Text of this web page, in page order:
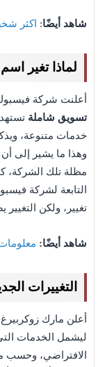
شاهد أيضًا: اكثر
لماذا تغير
أعلنت شركة
تسويق شاملة
خدمات متنوعة، ويذكر
وهذا ما يشير إلى
مظلة تلك الشركة،
التابعة لشركة
تغيير، ولكن
شاهد أيضًا:
التغييرات
أعلن مارك
ليشمل الخدمات
الافتراضي، وحسب